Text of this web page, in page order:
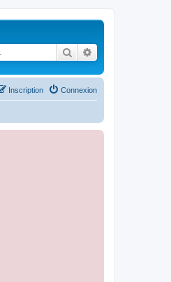
Rechercher
Connexion
Inscription